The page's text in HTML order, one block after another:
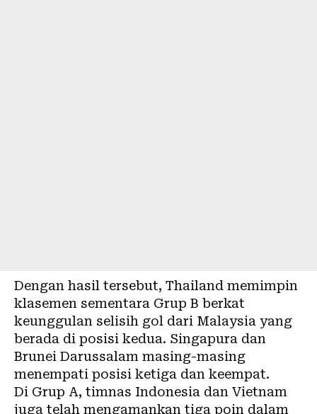
Dengan hasil tersebut, Thailand memimpin
klasemen sementara Grup B berkat
keunggulan selisih gol dari Malaysia yang
berada di posisi kedua. Singapura dan
Brunei Darussalam masing-masing
menempati posisi ketiga dan keempat.
Di Grup A, timnas Indonesia dan Vietnam
juga telah mengamankan tiga poin dalam